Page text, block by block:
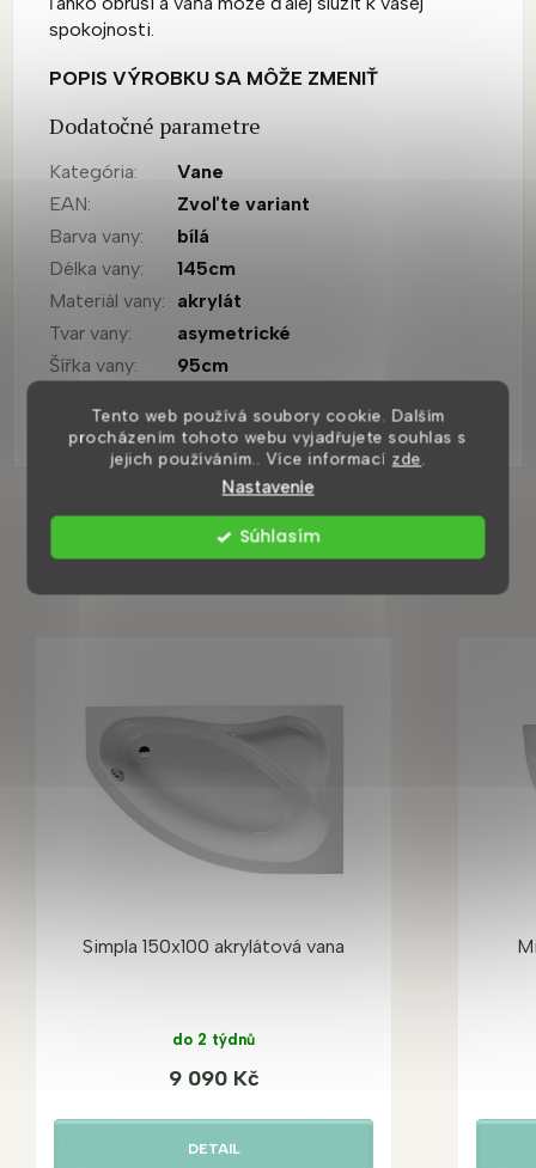
Tento web používá soubory cookie. Dalším
procházením tohoto webu vyjadřujete souhlas s
jejich používáním.. Více informací zde.
Nastavenie
Súhlasím
spokojnosti.
POPIS VÝROBKU SA MÔŽE ZMENIŤ
Dodatočné parametre
Kategória:
Vane
EAN:
Zvoľte variant
Barva vany:
bílá
Délka vany:
145cm
Materiál vany:
akrylát
Tvar vany:
asymetrické
Šířka vany:
95cm
Záruka: 5 let
Mohlo by se vám také líbit
Simpla 150x100 akrylátová vana
do 2 týdnů
9 090 Kč
DETAIL